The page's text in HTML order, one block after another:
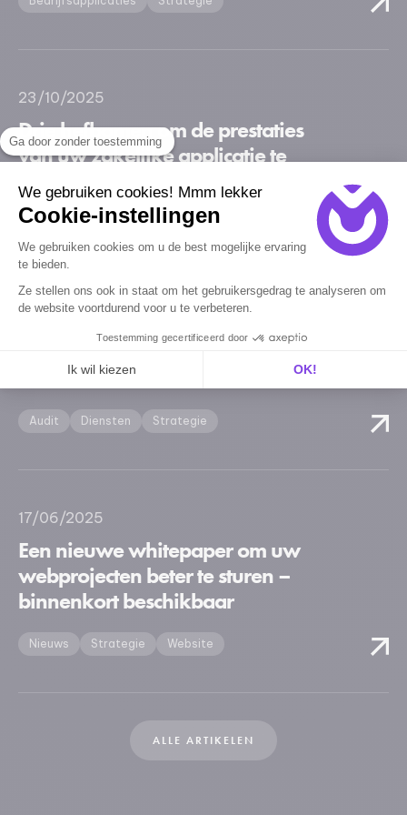
Ga door zonder toestemming
We gebruiken cookies! Mmm lekker
Cookie-instellingen
We gebruiken cookies om u de best mogelijke ervaring
te bieden.
Ze stellen ons ook in staat om het gebruikersgedrag te analyseren om
de website voortdurend voor u te verbeteren.
Toestemming gecertificeerd door
Ik wil kiezen OK!
Ons platform stelt u in staat om uw privacy-instellingen naar
23/10/2025
Drie hefbomen om de prestaties
van uw zakelijke applicatie te
optimaliseren
Bedrijfsapplicaties Strategie
SEO en de beloften van GEO, stand
van zaken
Audit Diensten Strategie
17/06/2025
Een nieuwe whitepaper om uw
webprojecten beter te sturen –
binnenkort beschikbaar
Nieuws Strategie Website
ALLE ARTIKELEN